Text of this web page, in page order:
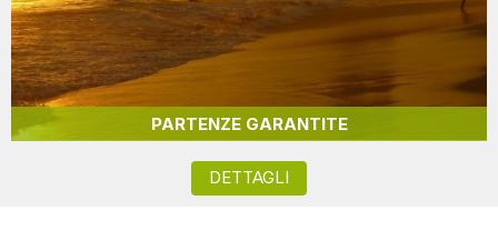
PARTENZE GARANTITE
DETTAGLI